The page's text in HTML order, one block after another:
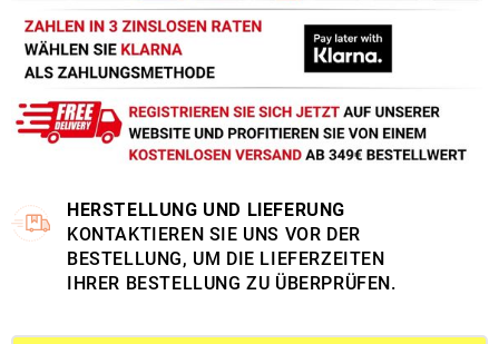
HERSTELLUNG UND LIEFERUNG
KONTAKTIEREN SIE UNS VOR DER
BESTELLUNG, UM DIE LIEFERZEITEN
IHRER BESTELLUNG ZU ÜBERPRÜFEN.